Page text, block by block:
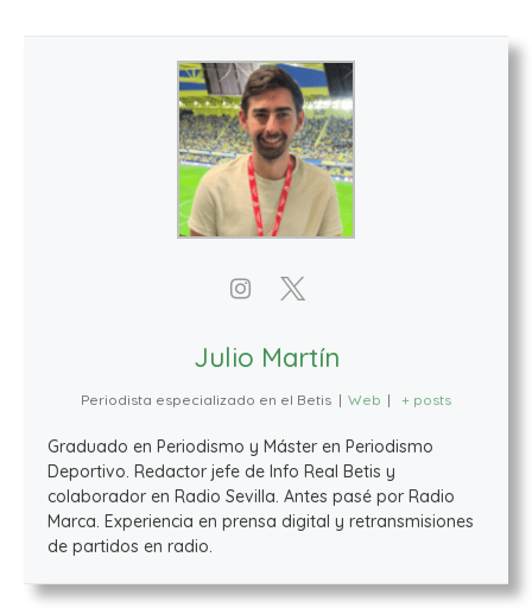
Julio Martín
Periodista especializado en el Betis | Web | + posts
Graduado en Periodismo y Máster en Periodismo
Deportivo. Redactor jefe de Info Real Betis y
colaborador en Radio Sevilla. Antes pasé por Radio
Marca. Experiencia en prensa digital y retransmisiones
de partidos en radio.